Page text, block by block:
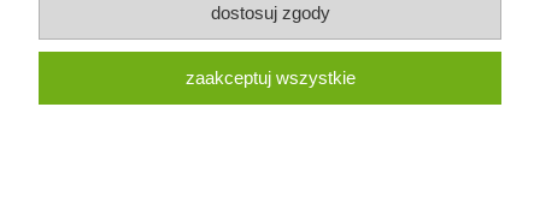
SYNCHRONIZATOR REWERSU ORGINAL
dostosuj zgody
zaakceptuj wszystkie